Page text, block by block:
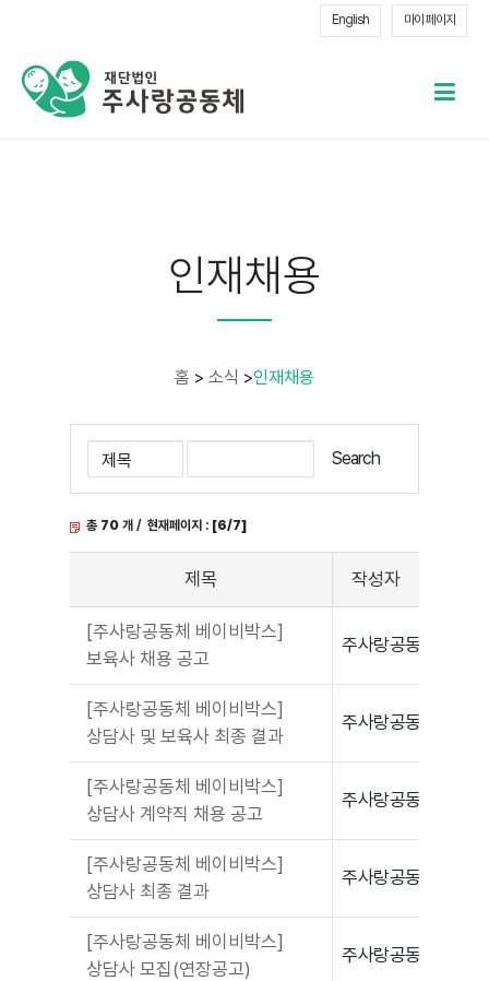
English 마이 페이지
메
인재채용
홈 > 소식 >인재채용
총 70 개 / 현재페이지 : [6/7]
제목 작성자
[주사랑공동체 베이비박스]
보육사 채용 공고
주사랑공동체
[주사랑공동체 베이비박스]
상담사 및 보육사 최종 결과
주사랑공동체
[주사랑공동체 베이비박스]
상담사 계약직 채용 공고
주사랑공동체
[주사랑공동체 베이비박스]
상담사 최종 결과
주사랑공동체
[주사랑공동체 베이비박스]
상담사 모집(연장공고)
주사랑공동체